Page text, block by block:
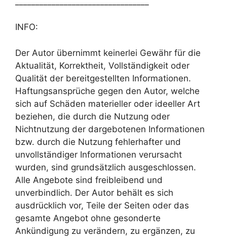
INFO:
Der Autor übernimmt keinerlei Gewähr für die
Aktualität, Korrektheit, Vollständigkeit oder
Qualität der bereitgestellten Informationen.
Haftungsansprüche gegen den Autor, welche
sich auf Schäden materieller oder ideeller Art
beziehen, die durch die Nutzung oder
Nichtnutzung der dargebotenen Informationen
bzw. durch die Nutzung fehlerhafter und
unvollständiger Informationen verursacht
wurden, sind grundsätzlich ausgeschlossen.
Alle Angebote sind freibleibend und
unverbindlich. Der Autor behält es sich
ausdrücklich vor, Teile der Seiten oder das
gesamte Angebot ohne gesonderte
Ankündigung zu verändern, zu ergänzen, zu